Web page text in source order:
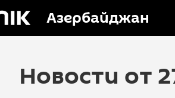
Азербайджан
Новости от